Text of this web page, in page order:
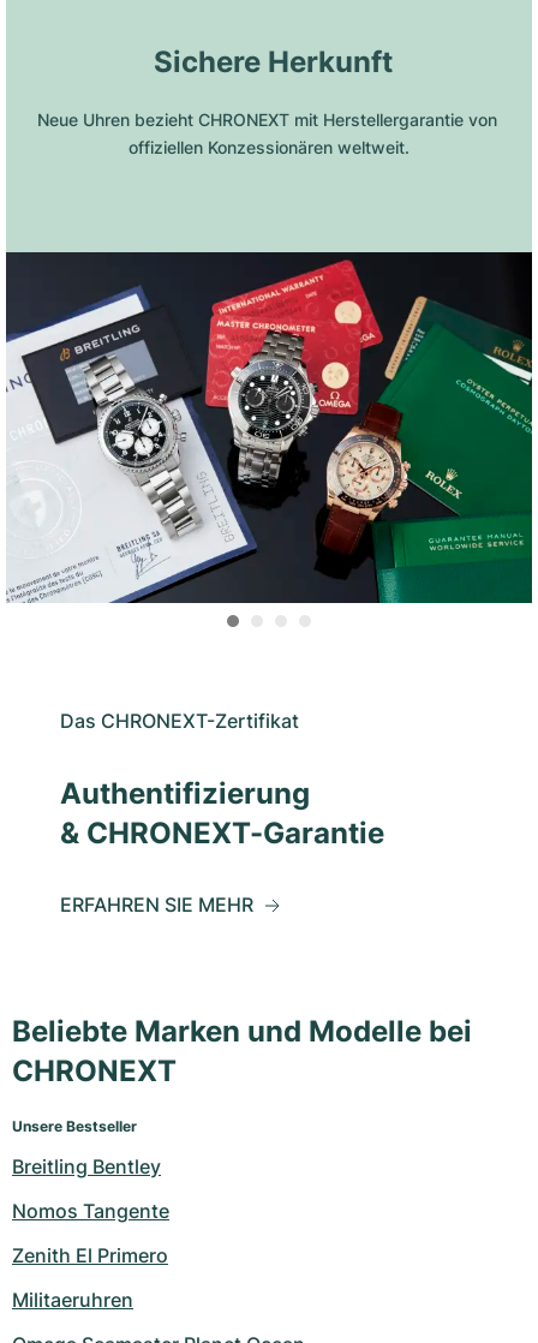
Sichere Herkunft
Neue Uhren bezieht CHRONEXT mit Herstellergarantie von
offiziellen Konzessionären weltweit.
Das CHRONEXT-Zertifikat
Authentifizierung
& CHRONEXT-Garantie
ERFAHREN SIE MEHR
Beliebte Marken und Modelle bei
CHRONEXT
Unsere Bestseller
Breitling Bentley
Nomos Tangente
Zenith El Primero
Militaeruhren